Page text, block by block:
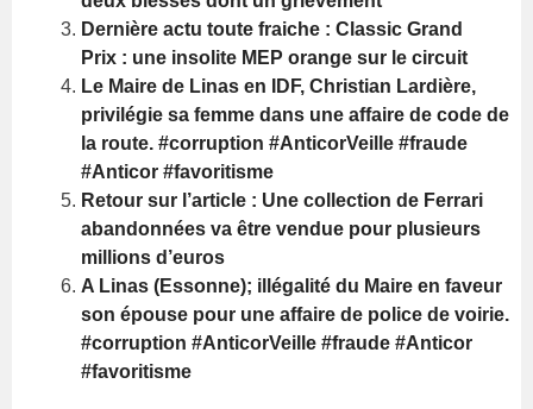
Dernière actu toute fraiche : Classic Grand
Prix : une insolite MEP orange sur le circuit
Le Maire de Linas en IDF, Christian Lardière,
privilégie sa femme dans une affaire de code de
la route. #corruption #AnticorVeille #fraude
#Anticor #favoritisme
Retour sur l’article : Une collection de Ferrari
abandonnées va être vendue pour plusieurs
millions d’euros
A Linas (Essonne); illégalité du Maire en faveur
son épouse pour une affaire de police de voirie.
#corruption #AnticorVeille #fraude #Anticor
#favoritisme